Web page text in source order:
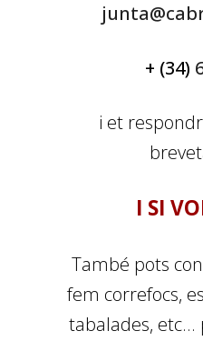
+ (34)
i et
I SI
També pots
fem correfocs,
tabalades,